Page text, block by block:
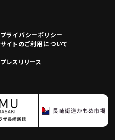
プライバシーポリシー
サイトのご利用について
プレスリリース